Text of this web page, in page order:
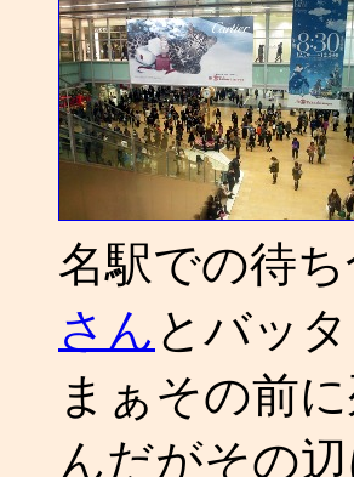
名駅での待
さん とバッ
まぁその前
んだがその